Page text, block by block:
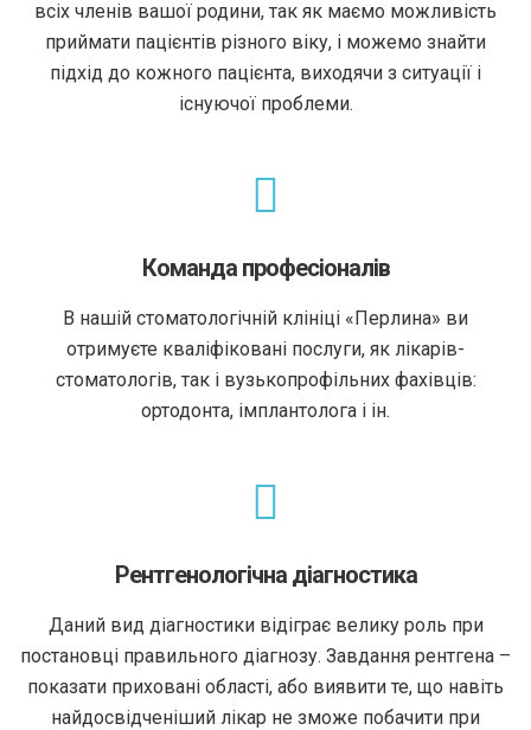
всіх членів вашої родини, так як маємо можливість
приймати пацієнтів різного віку, і можемо знайти
підхід до кожного пацієнта, виходячи з ситуації і
існуючої проблеми.
Команда професіоналів
В нашій стоматологічній клініці «Перлина» ви
отримуєте кваліфіковані послуги, як лікарів-
стоматологів, так і вузькопрофільних фахівців:
ортодонта, імплантолога і ін.
Рентгенологічна діагностика
Даний вид діагностики відіграє велику роль при
постановці правильного діагнозу. Завдання рентгена –
показати приховані області, або виявити те, що навіть
найдосвідченіший лікар не зможе побачити при